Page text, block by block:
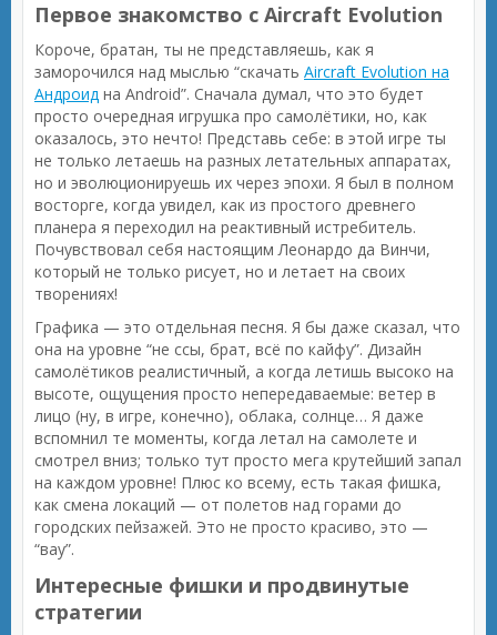
Первое знакомство с Aircraft Evolution
Короче, братан, ты не представляешь, как я
заморочился над мыслью “скачать Aircraft Evolution на
Андроид на Android”. Сначала думал, что это будет
просто очередная игрушка про самолётики, но, как
оказалось, это нечто! Представь себе: в этой игре ты
не только летаешь на разных летательных аппаратах,
но и эволюционируешь их через эпохи. Я был в полном
восторге, когда увидел, как из простого древнего
планера я переходил на реактивный истребитель.
Почувствовал себя настоящим Леонардо да Винчи,
который не только рисует, но и летает на своих
творениях!
Графика — это отдельная песня. Я бы даже сказал, что
она на уровне “не ссы, брат, всё по кайфу”. Дизайн
самолётиков реалистичный, а когда летишь высоко на
высоте, ощущения просто непередаваемые: ветер в
лицо (ну, в игре, конечно), облака, солнце… Я даже
вспомнил те моменты, когда летал на самолете и
смотрел вниз; только тут просто мега крутейший запал
на каждом уровне! Плюс ко всему, есть такая фишка,
как смена локаций — от полетов над горами до
городских пейзажей. Это не просто красиво, это —
“вау”.
Интересные фишки и продвинутые
стратегии